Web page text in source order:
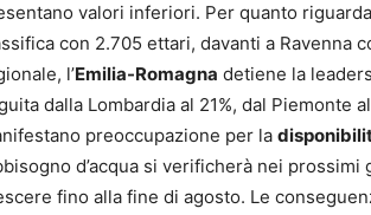
valori inferiori. Per quanto
con 2.705 ettari, davanti a Ravenna
l’Emilia-Romagna detiene la
dalla Lombardia al 21%, dal Piemonte
preoccupazione per la
d’acqua si verificherà nei
fino alla fine di agosto. Le